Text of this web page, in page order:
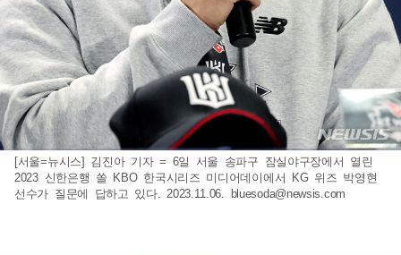
[서울=뉴시스] 김진아 기자 = 6일 서울 송파구 잠실야구장에서 열린
2023 신한은행 쏠 KBO 한국시리즈 미디어데이에서 KG 위즈 박영현
선수가 질문에 답하고 있다. 2023.11.06.
bluesoda@newsis.com